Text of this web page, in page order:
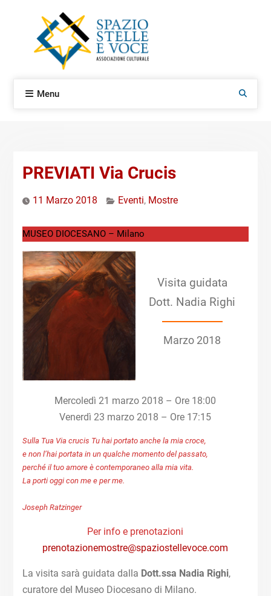
Menu Search
PREVIATI Via Crucis
11 Marzo 2018 Eventi, Mostre
MUSEO DIOCESANO – Milano
Visita guidata
Dott. Nadia Righi
Marzo 2018
Mercoledì 21 marzo 2018 – Ore 18:00
Venerdì 23 marzo 2018 – Ore 17:15
Sulla Tua Via crucis Tu hai portato anche la mia croce,
e non l’hai portata in un qualche momento del passato,
perché il tuo amore è contemporaneo alla mia vita.
La porti oggi con me e per me.
Joseph Ratzinger
Per info e prenotazioni
prenotazionemostre@spaziostellevoce.com
La visita sarà guidata dalla Dott.ssa Nadia Righi,
curatore del Museo Diocesano di Milano.